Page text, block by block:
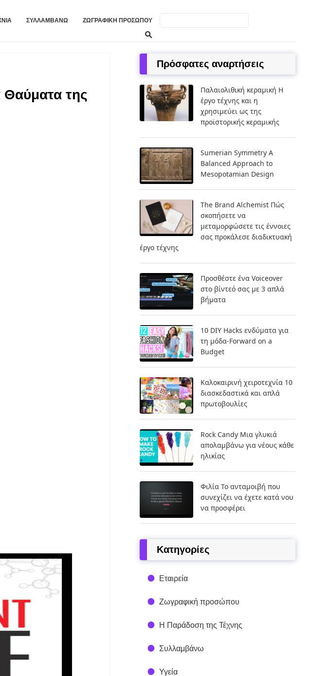
ΣΥΛΛΑΜΒΆΝΩ ΖΩΓΡΑΦΙΚΉ ΠΡΟΣΏΠΟΥ
της
Πρόσφατες αναρτήσεις
Παλαιολιθική κεραμική Η
έργο τέχνης και η
χρησιμεύει ως της
προϊστορικής κεραμικής
Sumerian Symmetry A
Balanced Approach to
Mesopotamian Design
The Brand Alchemist Πώς
σκοπήσετε να
μεταμορφώσετε τις έννοιες
σας προκάλεσε διαδικτυακή
έργο τέχνης
Προσθέστε ένα Voiceover
στο βίντεό σας με 3 απλά
βήματα
10 DIY Hacks ενδύματα για
τη μόδα-Forward on a
Budget
Καλοκαιρινή χειροτεχνία 10
διασκεδαστικά και απλά
πρωτοβουλίες
Rock Candy Μια γλυκιά
απολαμβάνω για νέους κάθε
ηλικίας
Φιλία Το ανταμοιβή που
συνεχίζει να έχετε κατά νου
να προσφέρει
Kατηγορίες
Εταιρεία
Ζωγραφική προσώπου
Η Παράδοση της Τέχνης
Συλλαμβάνω
Υγεία